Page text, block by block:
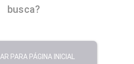
busca?
PARA PÁGINA INICIAL